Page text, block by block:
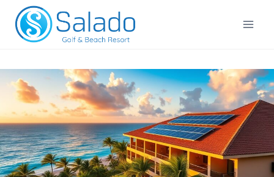
Saltar
contenido
Salado Golf & Beach Resort